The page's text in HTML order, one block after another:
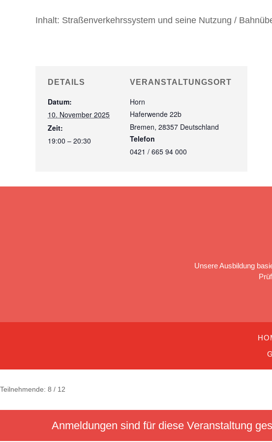
Inhalt: Straßenverkehrssystem und seine Nutzung /
DETAILS
Datum:
10. November 2025
Zeit:
19:00 – 20:30
VERANSTALTUNGSORT
Horn
Haferwende 22b
Bremen, 28357 Deutschland
Telefon
0421 / 665 94 000
Unsere Ausbildung
Teilnehmende: 8 / 12
Anmeldungen sind für diese Veranstaltung